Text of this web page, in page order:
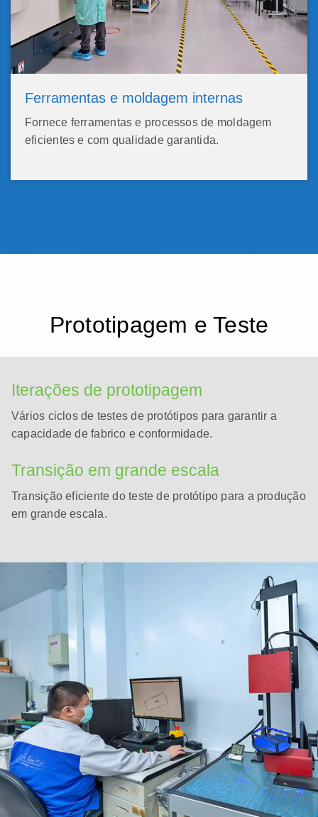
Ferramentas e moldagem internas
Fornece ferramentas e processos de moldagem
eficientes e com qualidade garantida.
Prototipagem e Teste
Iterações de prototipagem
Vários ciclos de testes de protótipos para garantir a
capacidade de fabrico e conformidade.
Transição em grande escala
Transição eficiente do teste de protótipo para a produção
em grande escala.